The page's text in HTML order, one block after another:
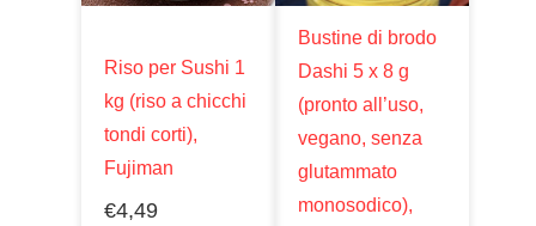
Riso per Sushi 1
kg (riso a chicchi
tondi corti),
Fujiman
€4,49
Bustine di brodo
Dashi 5 x 8 g
(pronto all’uso,
vegano, senza
glutammato
monosodico),